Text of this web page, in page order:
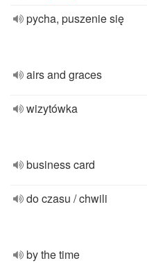
pycha, puszenie się
airs and graces
wizytówka
business card
do czasu / chwili
by the time